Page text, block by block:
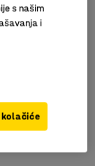
Slični proizvodi
s našim
i